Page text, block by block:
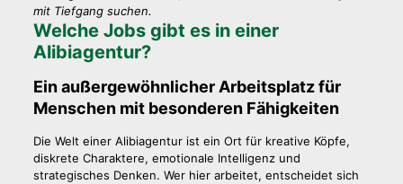
mit Tiefgang suchen.
Welche Jobs gibt es in einer
Alibiagentur?
Ein außergewöhnlicher Arbeitsplatz für
Menschen mit besonderen Fähigkeiten
Die Welt einer Alibiagentur ist ein Ort für kreative Köpfe,
diskrete Charaktere, emotionale Intelligenz und
strategisches Denken. Wer hier arbeitet, entscheidet sich